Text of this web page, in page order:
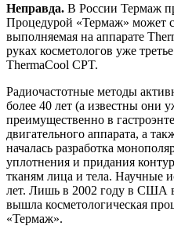
Неправда. В России Термаж
Процедурой «Термаж» может
выполняемая на аппарате
руках косметологов уже
ThermаCool CPT.
Радиочастотные методы
более 40 лет (а известны они
преимущественно в
двигательного аппарата, а
началась разработка
уплотнения и придания
тканям лица и тела. Научные
лет. Лишь в 2002 году в США
вышла косметологическая
«Термаж».